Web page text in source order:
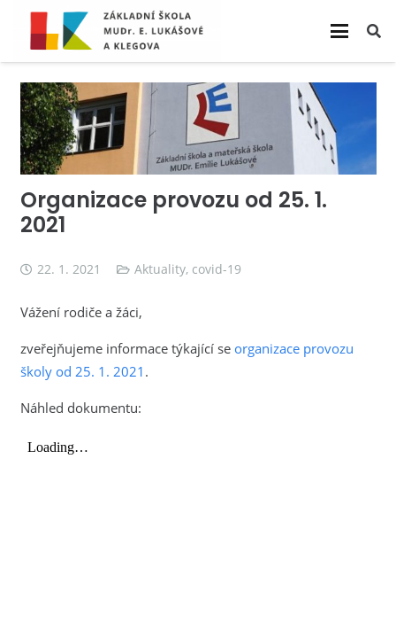
Organizace provozu od 25. 1.
2021
22. 1. 2021 Aktuality, covid-19
Vážení rodiče a žáci,
zveřejňujeme informace týkající se organizace provozu
školy od 25. 1. 2021 .
Náhled dokumentu: